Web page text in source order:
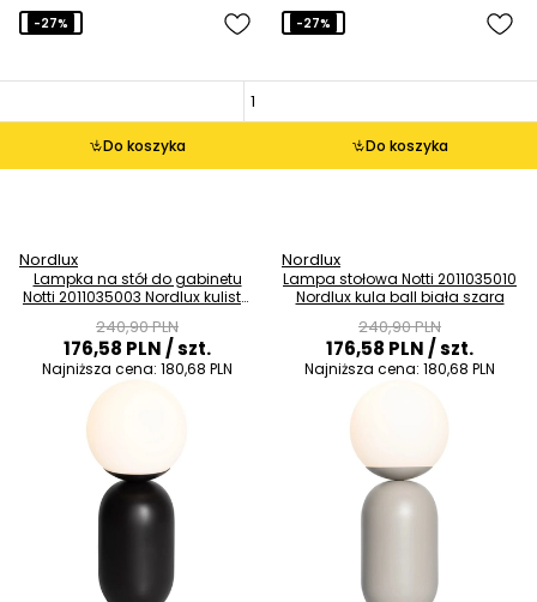
Do koszyka
-27%
Nordlux
Lampka na stół do gabinetu
Notti 2011035003 Nordlux kulista
240,90 PLN
176,58 PLN/ szt.
Najniższa cena: 180,68 PLN
Do koszyka
-27%
Nordlux
Lampa stołowa Notti 2011035010
Nordlux kula ball biała szara
240,90 PLN
176,58 PLN/ szt.
Najniższa cena: 180,68 PLN